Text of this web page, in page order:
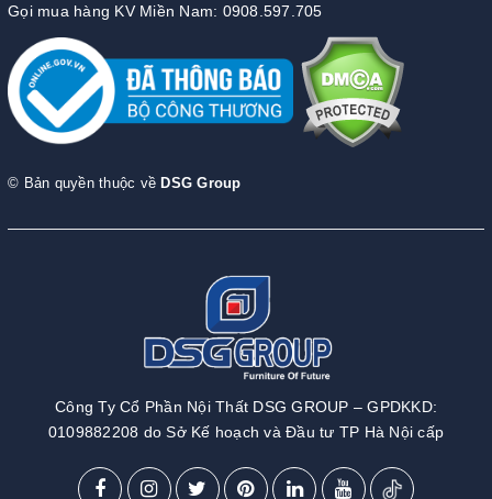
Gọi mua hàng KV Miền Nam: 0908.597.705
© Bản quyền thuộc về DSG Group
Công Ty Cổ Phần Nội Thất DSG GROUP – GPDKKD:
0109882208 do Sở Kế hoạch và Đầu tư TP Hà Nội cấp